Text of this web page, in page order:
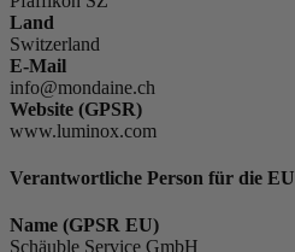
Land
Switzerland
E-Mail
info@mondaine.ch
Website (GPSR)
www.luminox.com
Verantwortliche Person für die EU
Name (GPSR EU)
Schäuble Service GmbH